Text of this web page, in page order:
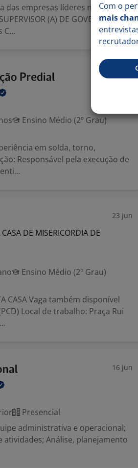
das empresas líderes no mercado
(A) DE GOVERNANÇA,
C...
Predial
Ensino Médio (2º Grau)
em solda, torno,
Responsável pela execução de
23 jun
DE MISERICORDIA DE
Ensino Médio (2º Grau)
CASA Vaga também disponível
Local de trabalho: Praça Rui
16 jun
Presencial
administrativa e operacional;
Análise, planejamento
Com o
mais